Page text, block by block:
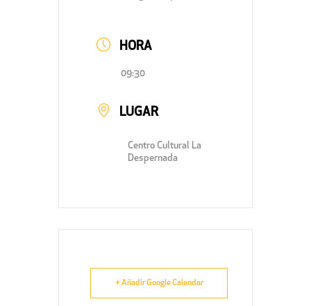
HORA
09:30
LUGAR
Centro Cultural La
Despernada
+ Añadir Google Calendar